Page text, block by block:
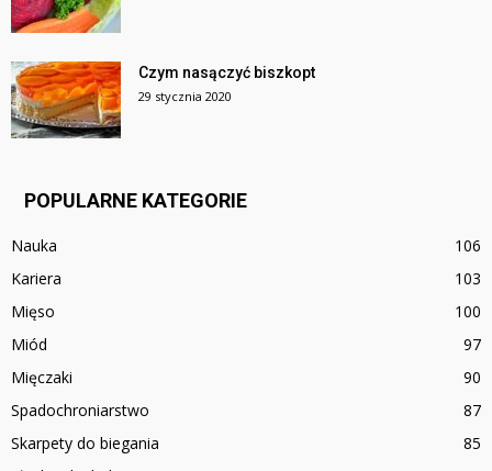
Czym nasączyć biszkopt
29 stycznia 2020
POPULARNE KATEGORIE
Nauka
106
Kariera
103
Mięso
100
Miód
97
Mięczaki
90
Spadochroniarstwo
87
Skarpety do biegania
85